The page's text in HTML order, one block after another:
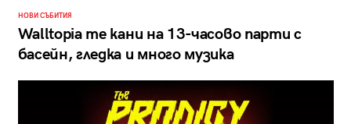
НОВИ СЪБИТИЯ
Walltopia те кани на 13-часово парти с
басейн, гледка и много музика